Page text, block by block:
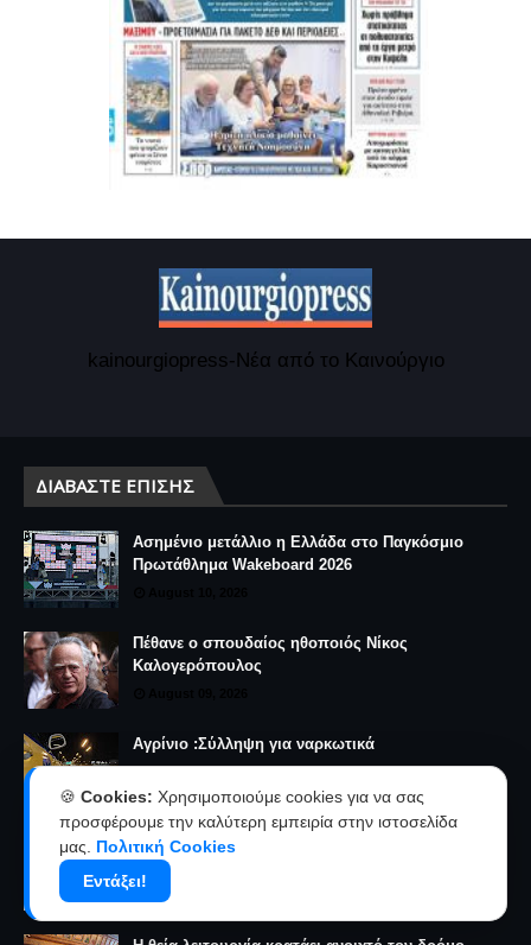
kainourgiopress-Νέα από το Καινούργιο
ΔΙΑΒΆΣΤΕ ΕΠΊΣΗΣ
Ασημένιο μετάλλιο η Ελλάδα στο Παγκόσμιο
Πρωτάθλημα Wakeboard 2026
Πέθανε ο σπουδαίος ηθοποιός Νίκος
Καλογερόπουλος
Αγρίνιο :Σύλληψη για ναρκωτικά
August 09, 2026
Αντάμωμα απανταχού Αργυροπηγαδιτών (φωτο)
August 09, 2026
🍪 Cookies: Χρησιμοποιούμε cookies για να σας
προσφέρουμε την καλύτερη εμπειρία στην ιστοσελίδα
μας. Πολιτική Cookies
Εντάξει!